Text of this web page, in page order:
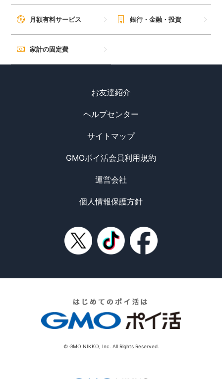
月額有料サービス 銀行・金融・投資
家計の固定費
お友達紹介
ヘルプセンター
サイトマップ
GMOポイ活会員利用規約
運営会社
個人情報保護方針
© GMO NIKKO, Inc. All Rights Reserved.